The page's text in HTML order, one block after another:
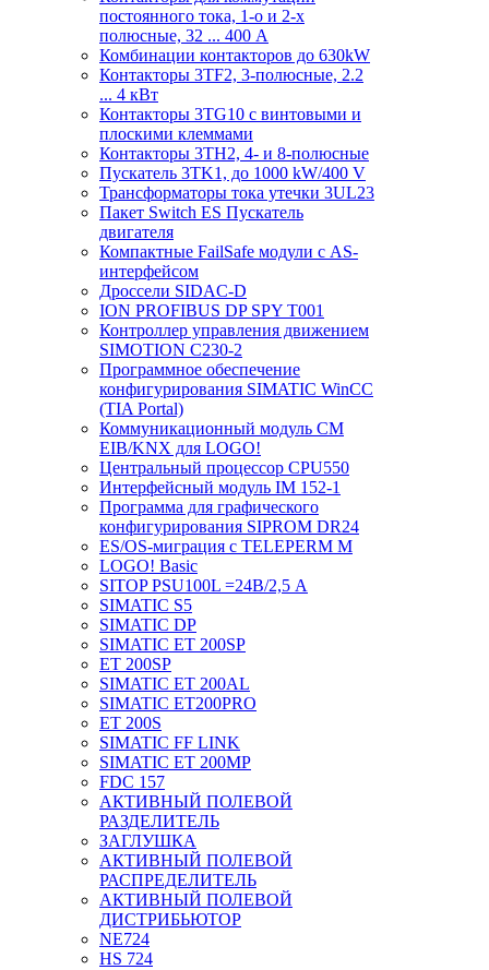
постоянного тока, 1-о и 2-х
полюсные, 32 ... 400 A
Комбинации контакторов до 630kW
Контакторы 3TF2, 3-полюсные, 2.2
... 4 кВт
Контакторы 3TG10 c винтовыми и
плоскими клеммами
Контакторы 3TH2, 4- и 8-полюсные
Пускатель 3TK1, до 1000 kW/400 V
Трансформаторы тока утечки 3UL23
Пакет Switch ES Пускатель
двигателя
Компактные FailSafe модули с AS-
интерфейсом
Дроссели SIDAC-D
ION PROFIBUS DP SPY T001
Контроллер управления движением
SIMOTION C230-2
Программное обеспечение
конфигурирования SIMATIC WinCC
(TIA Portal)
Коммуникационный модуль CM
EIB/KNX для LOGO!
Центральный процессор CPU550
Интерфейсный модуль IM 152-1
Программа для графического
конфигурирования SIPROM DR24
ES/OS-миграция с TELEPERM M
LOGO! Basic
SITOP PSU100L =24В/2,5 A
SIMATIC S5
SIMATIC DP
SIMATIC ET 200SP
ET 200SP
SIMATIC ET 200AL
SIMATIC ET200PRO
ET 200S
SIMATIC FF LINK
SIMATIC ET 200MP
FDC 157
АКТИВНЫЙ ПОЛЕВОЙ
РАЗДЕЛИТЕЛЬ
ЗАГЛУШКА
АКТИВНЫЙ ПОЛЕВОЙ
РАСПРЕДЕЛИТЕЛЬ
АКТИВНЫЙ ПОЛЕВОЙ
ДИСТРИБЬЮТОР
NE724
HS 724